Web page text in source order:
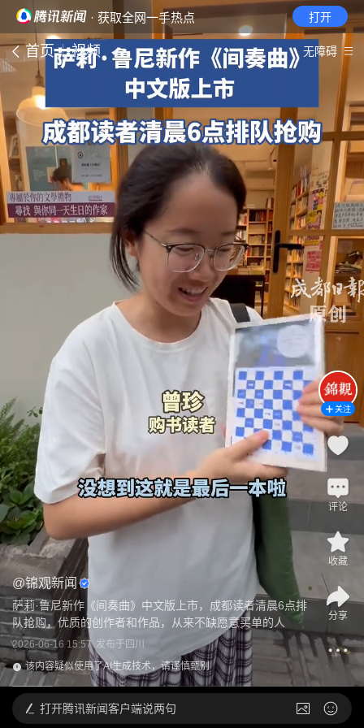
· 获取全网一手热点 打开
首页 视频 无障碍
@锦观新闻
萨莉·鲁尼新作《间奏曲》中文版上市，成都读者清晨6点排
队抢购，优质的创作者和作品，从来不缺愿意买单的人
2026-06-16 15:57 发布于 四川
该内容疑似使用了AI生成技术，请谨慎甄别
关注
评论
收藏
分享
打开腾讯新闻客户端说两句